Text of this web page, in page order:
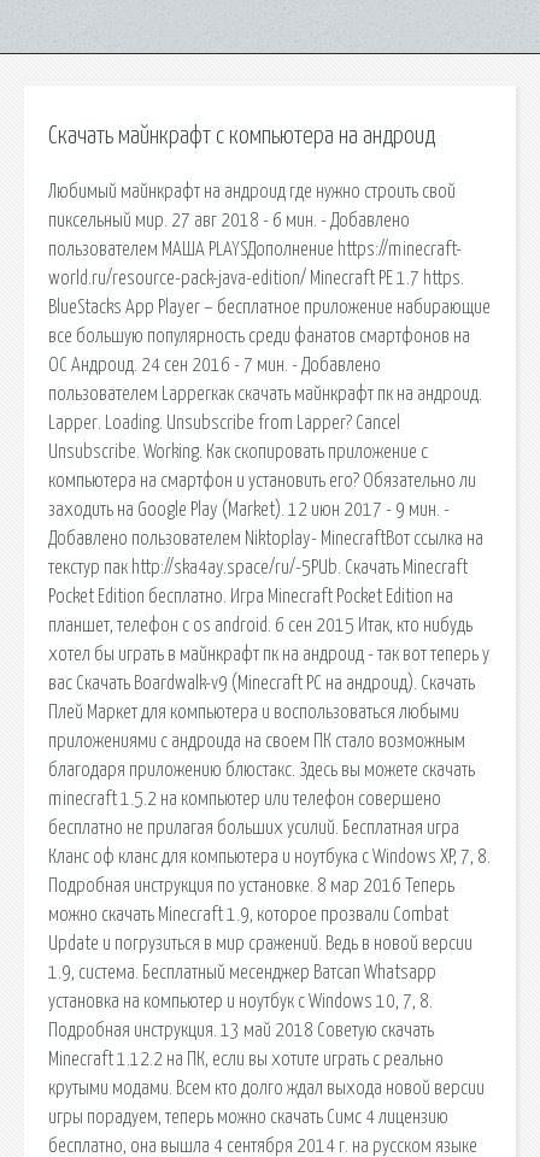
Скачать майнкрафт с компьютера на андроид
Любимый майнкрафт на андроид где нужно строить свой
пиксельный мир. 27 авг 2018 - 6 мин. - Добавлено
пользователем МАША PLAYSДополнение https://minecraft-
world.ru/resource-pack-java-edition/ Minecraft PE 1.7 https.
BlueStacks App Player – бесплатное приложение набирающие
все большую популярность среди фанатов смартфонов на
ОС Андроид. 24 сен 2016 - 7 мин. - Добавлено
пользователем Lapperкак скачать майнкрафт пк на андроид.
Lapper. Loading. Unsubscribe from Lapper? Cancel
Unsubscribe. Working. Как скопировать приложение с
компьютера на смартфон и установить его? Обязательно ли
заходить на Google Play (Market). 12 июн 2017 - 9 мин. -
Добавлено пользователем Niktoplay- MinecraftВот ссылка на
текстур пак http://ska4ay.space/ru/-5PUb. Скачать Minecraft
Pocket Edition бесплатно. Игра Minecraft Pocket Edition на
планшет, телефон с os android. 6 сен 2015 Итак, кто нибудь
хотел бы играть в майнкрафт пк на андроид - так вот теперь у
вас Скачать Boardwalk-v9 (Minecraft PC на андроид). Скачать
Плей Маркет для компьютера и воспользоваться любыми
приложениями с андроида на своем ПК стало возможным
благодаря приложению блюстакс. Здесь вы можете скачать
minecraft 1.5.2 на компьютер или телефон совершено
бесплатно не прилагая больших усилий. Бесплатная игра
Кланс оф кланс для компьютера и ноутбука с Windows XP, 7, 8.
Подробная инструкция по установке. 8 мар 2016 Теперь
можно скачать Minecraft 1.9, которое прозвали Combat
Update и погрузиться в мир сражений. Ведь в новой версии
1.9, система. Бесплатный месенджер Ватсап Whatsapp
установка на компьютер и ноутбук с Windows 10, 7, 8.
Подробная инструкция. 13 май 2018 Советую скачать
Minecraft 1.12.2 на ПК, если вы хотите играть с реально
крутыми модами. Всем кто долго ждал выхода новой версии
игры порадуем, теперь можно скачать Симс 4 лицензию
бесплатно, она вышла 4 сентября 2014 г. на русском языке